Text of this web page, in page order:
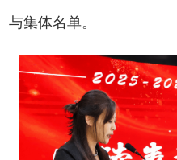
与集体名单。